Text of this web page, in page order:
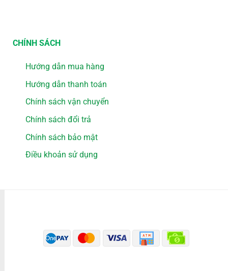
CHÍNH SÁCH
Hướng dẫn mua hàng
Hướng dẫn thanh toán
Chính sách vận chuyển
Chính sách đổi trả
Chính sách bảo mật
Điều khoản sử dụng